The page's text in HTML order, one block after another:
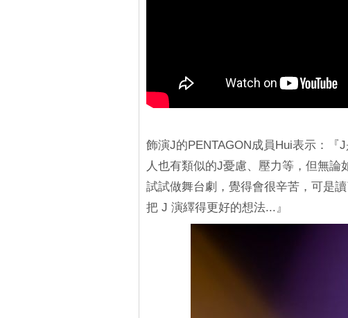
飾演J的PENTAGON成員Hui表示：『
人也有類似的J憂慮、壓力等，但無
試試做舞台劇，覺得會很辛苦，可是
把 J 演繹得更好的想法...』